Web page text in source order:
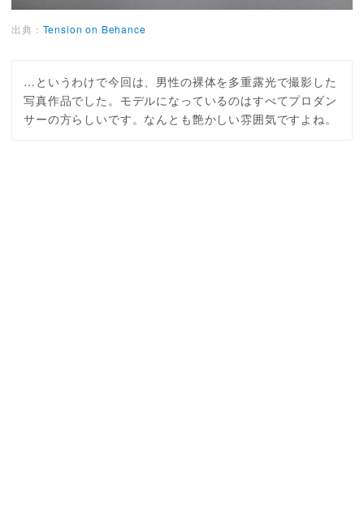
出典： Tension on Behance
…というわけで今回は、男性の裸体を多重露光で撮影した
写真作品でした。モデルになっているのはすべてプロダン
サーの方らしいです。なんとも艶かしい雰囲気ですよね。